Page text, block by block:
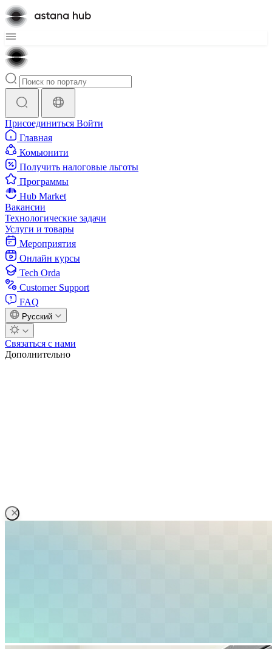
Присоединиться Войти
Главная
Комьюнити
Получить налоговые льготы
Программы
Hub Market
Вакансии
Технологические задачи
Услуги и товары
Мероприятия
Онлайн курсы
Tech Orda
Customer Support
FAQ
Русский
Связаться с нами
Дополнительно